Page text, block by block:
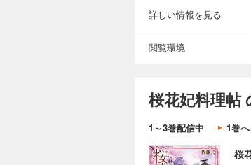
詳しい情報を見る
閲覧環境
桜花妃料理帖
1～3巻配信中 1巻へ
桜